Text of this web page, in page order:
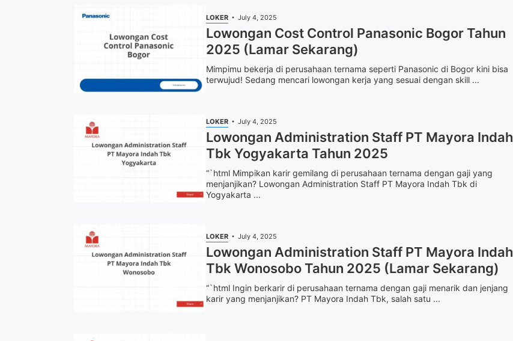
LOKER July 4, 2025
Lowongan Cost Control Panasonic Bogor Tahun
2025 (Lamar Sekarang)
Mimpimu bekerja di perusahaan ternama seperti Panasonic di Bogor kini bisa
terwujud! Sedang mencari lowongan kerja yang sesuai dengan skill ...
LOKER July 4, 2025
Lowongan Administration Staff PT Mayora Indah
Tbk Yogyakarta Tahun 2025
“`html Mimpikan karir gemilang di perusahaan ternama dengan gaji yang
menjanjikan? Lowongan Administration Staff PT Mayora Indah Tbk di
Yogyakarta ...
LOKER July 4, 2025
Lowongan Administration Staff PT Mayora Indah
Tbk Wonosobo Tahun 2025 (Lamar Sekarang)
“`html Ingin berkarir di perusahaan ternama dengan gaji menarik dan jenjang
karir yang menjanjikan? PT Mayora Indah Tbk, salah satu ...